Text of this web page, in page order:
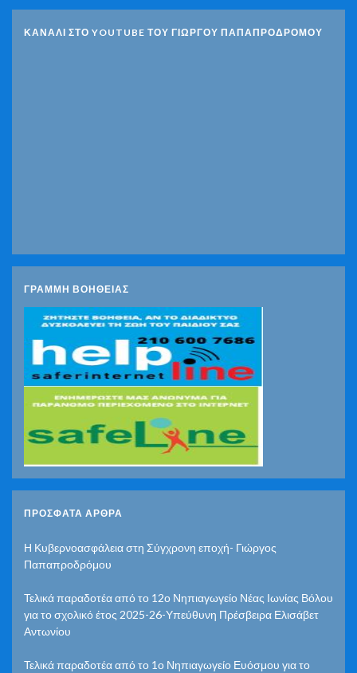
ΚΑΝΑΛΙ ΣΤΟ YOUTUBE ΤΟΥ ΓΙΩΡΓΟΥ ΠΑΠΑΠΡΟΔΡΟΜΟΥ
ΓΡΑΜΜΗ ΒΟΗΘΕΙΑΣ
ΠΡΌΣΦΑΤΑ ΆΡΘΡΑ
Η Κυβερνοασφάλεια στη Σύγχρονη εποχή- Γιώργος
Παπαπροδρόμου
Τελικά παραδοτέα από το 12ο Νηπιαγωγείο Νέας Ιωνίας Βόλου
για το σχολικό έτος 2025-26-Υπεύθυνη Πρέσβειρα Ελισάβετ
Αντωνίου
Τελικά παραδοτέα από το 1ο Νηπιαγωγείο Ευόσμου για το